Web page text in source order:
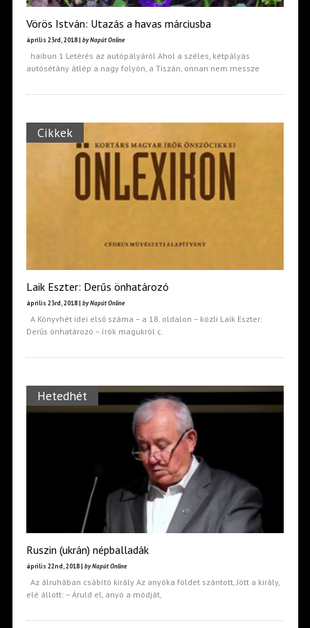
Vörös István: Utazás a havas márciusba
április 23rd, 2018 | by Napút Online
haibun 1 Letérés az autópályáról Ahol a széles, kétpályás
autósétány átlép a nagy folyón, a Tiszán, onnan nem messze
Cikkek
Laik Eszter: Derűs önhatározó
április 23rd, 2018 | by Napút Online
A Könyvhét idei első száma – a 18. oldalon – közli Laik Eszter:
Derűs önhatározó – írók magukról c.
Hetedhét
Ruszin (ukrán) népballadák
április 22nd, 2018 | by Napút Online
Az álruhában csábító király Az anyóka földet szántott, Jött a király,
elé állott: – Áruld el, anyó a módját,